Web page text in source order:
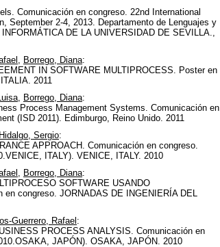
Comunicación en congreso. 22nd International
September 2-4, 2013. Departamento de Lenguajes y
DE LA UNIVERSIDAD DE SEVILLA.,
, Borrego, Diana:
IN SOFTWARE MULTIPROCESS. Poster en
2011
, Borrego, Diana:
Process Management Systems. Comunicación en
(ISD 2011). Edimburgo, Reino Unido. 2011
Sergio:
APPROACH. Comunicación en congreso.
ITALY). VENICE, ITALY. 2010
, Borrego, Diana:
SOFTWARE USANDO
congreso. JORNADAS DE INGENIERÍA DEL
Guerrero, Rafael :
PROCESS ANALYSIS. Comunicación en
JAPÓN). OSAKA, JAPÓN. 2010